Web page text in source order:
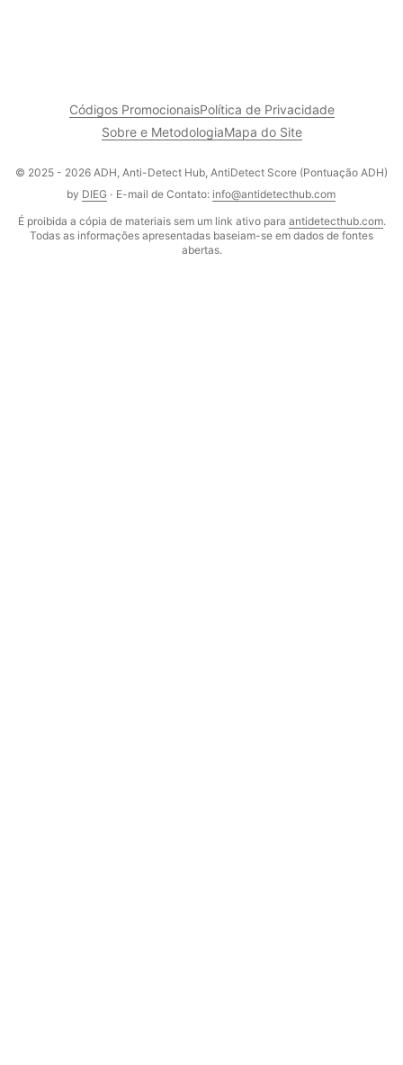
Códigos PromocionaisPolítica de Privacidade
Sobre e MetodologiaMapa do Site
© 2025 - 2026 ADH, Anti-Detect Hub, AntiDetect Score (Pontuação ADH)
by DIEG · E-mail de Contato: info@antidetecthub.com
É proibida a cópia de materiais sem um link ativo para antidetecthub.com.
Todas as informações apresentadas baseiam-se em dados de fontes
abertas.